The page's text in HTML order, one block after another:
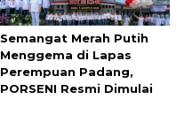
Semangat Merah Putih
Menggema di Lapas
Perempuan Padang,
PORSENI Resmi Dimulai